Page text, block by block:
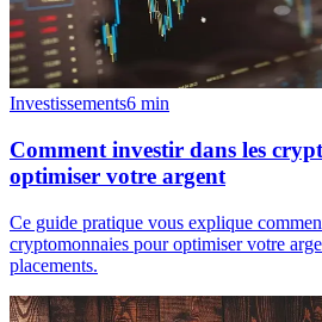
Investissements6 min
Comment investir dans les
optimiser votre argent
Ce guide pratique vous explique
cryptomonnaies pour optimiser votre
placements.